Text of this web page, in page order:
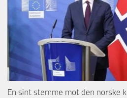
En sint stemme mot den norske